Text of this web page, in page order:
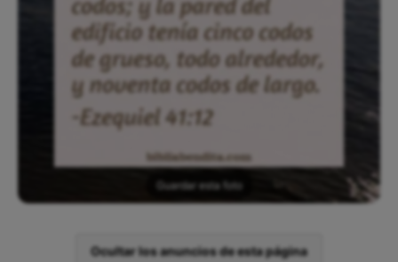
Guardar esta foto
Ocultar los anuncios de esta página